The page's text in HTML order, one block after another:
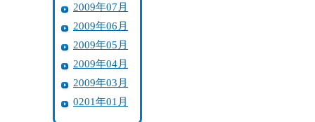
2009年07月
2009年06月
2009年05月
2009年04月
2009年03月
0201年01月